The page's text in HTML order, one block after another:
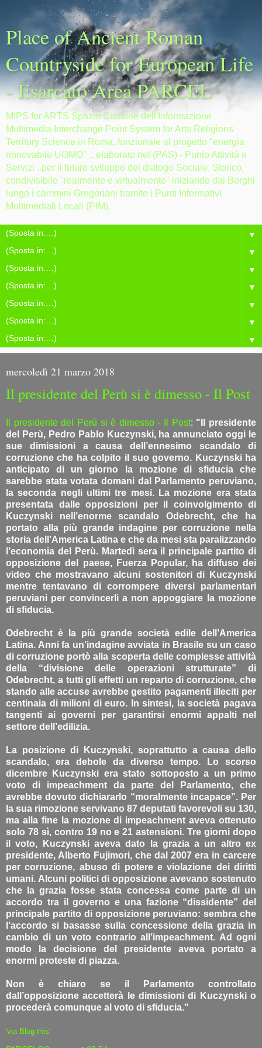
Place of Ancient Roman
Countryside for European Life
- Esarcato Area PARCEL
MIPS for ARTS Spazio Comune dell'Informazione
Multimedia Interchange Point System for Arts Religions
Territory Science in Roma, funzionale al progetto "energia
rinnovabile UOMO" .. elaborato nel (PAS) - Punto Attività e
Servizi ..per il futuro sviluppo del dialogo Sociale, Storico,
condivisibile "realmente e virtualmente" iniziando dai Borghi
lungo i cammini Gregoriani tramite i Punti Informativi
Multimediali Locali (PIM).
▼
▼
▼
▼
▼
▼
▼
mercoledì 21 marzo 2018
Il presidente del Perù si è dimesso - Il Post
Il presidente del Perù si è dimesso - Il Post: "Il presidente
del Perù, Pedro Pablo Kuczynski, ha annunciato oggi le
sue dimissioni a causa dell’ennesimo scandalo di
corruzione che ha colpito il suo governo. Kuczynski ha
anticipato di un giorno la mozione di sfiducia che
sarebbe stata votata domani dal Parlamento peruviano,
la seconda negli ultimi tre mesi. La mozione era stata
presentata dalle opposizioni per il coinvolgimento di
Kuczynski nell’enorme scandalo Odebrecht, che ha
portato alla più grande indagine per corruzione nella
storia dell’America Latina e che da mesi sta paralizzando
l’economia del Perù. Martedì sera il principale partito di
opposizione del paese, Fuerza Popular, ha diffuso dei
video che mostravano alcuni sostenitori di Kuczynski
mentre tentavano di corrompere diversi parlamentari
peruviani per convincerli a non appoggiare la mozione
di sfiducia.
Odebrecht è la più grande società edile dell’America
Latina. Anni fa un’indagine avviata in Brasile su un caso
di corruzione portò alla scoperta delle complesse attività
della “divisione delle operazioni strutturate” di
Odebrecht, a tutti gli effetti un reparto di corruzione, che
stando alle accuse avrebbe gestito pagamenti illeciti per
centinaia di milioni di euro. In sintesi, la società pagava
tangenti ai governi per garantirsi enormi appalti nel
settore dell’edilizia.
La posizione di Kuczynski, soprattutto a causa dello
scandalo, era debole da diverso tempo. Lo scorso
dicembre Kuczynski era stato sottoposto a un primo
voto di impeachment da parte del Parlamento, che
avrebbe dovuto dichiararlo “moralmente incapace”. Per
la sua rimozione servivano 87 deputati favorevoli su 130,
ma alla fine la mozione di impeachment aveva ottenuto
solo 78 sì, contro 19 no e 21 astensioni. Tre giorni dopo
il voto, Kuczynski aveva dato la grazia a un altro ex
presidente, Alberto Fujimori, che dal 2007 era in carcere
per corruzione, abuso di potere e violazione dei diritti
umani. Alcuni politici di opposizione avevano sostenuto
che la grazia fosse stata concessa come parte di un
accordo tra il governo e una fazione “dissidente” del
principale partito di opposizione peruviano: sembra che
l’accordo si basasse sulla concessione della grazia in
cambio di un voto contrario all’impeachment. Ad ogni
modo la decisione del presidente aveva portato a
enormi proteste di piazza.
Non è chiaro se il Parlamento controllato
dall’opposizione accetterà le dimissioni di Kuczynski o
procederà comunque al voto di sfiducia."
'via Blog this'